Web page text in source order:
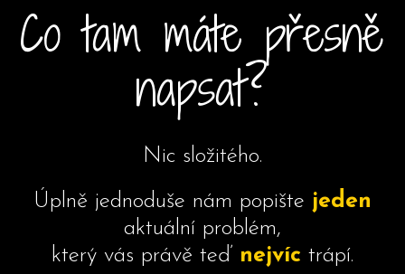
Co tam máte přesně
napsat?
Nic složitého.
Úplně jednoduše nám popište jeden
aktuální problém,
který vás právě teď nejvíc trápí.